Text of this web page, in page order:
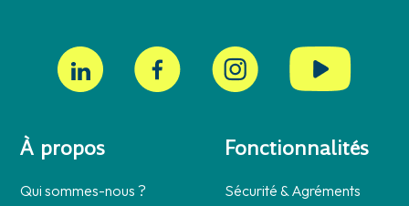
À propos
Qui sommes-nous ?
Fonctionnalités
Sécurité & Agréments